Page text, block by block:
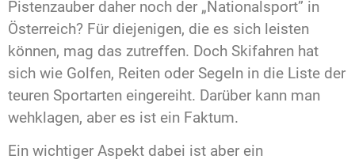
Pistenzauber daher noch der „Nationalsport” in
Österreich? Für diejenigen, die es sich leisten
können, mag das zutreffen. Doch Skifahren hat
sich wie Golfen, Reiten oder Segeln in die Liste der
teuren Sportarten eingereiht. Darüber kann man
wehklagen, aber es ist ein Faktum.
Ein wichtiger Aspekt dabei ist aber ein